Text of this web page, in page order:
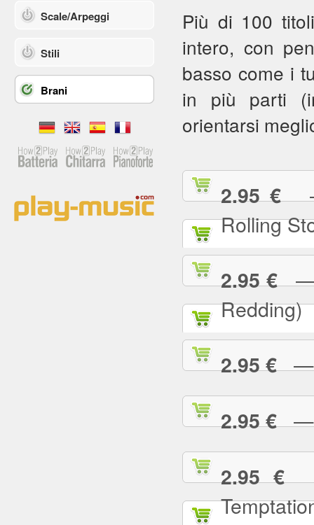
Scale/Arpeggi
Stili
Brani
Più di 100
intero, con
basso come i
in più parti
orientarsi
2.95 €—
Rolling
2.95 €—
Redding)
2.95 €—
2.95 €—
2.95 €—